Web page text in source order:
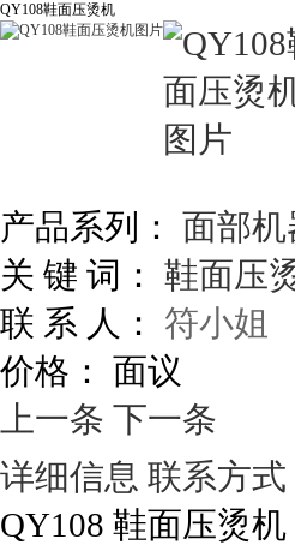
QY108鞋面压烫机
产品系列： 面部机
关 键 词： 鞋面压
联 系 人：
符小姐
价格： 面议
上一条 下一条
详细信息 联系方式
QY108 鞋面压烫机